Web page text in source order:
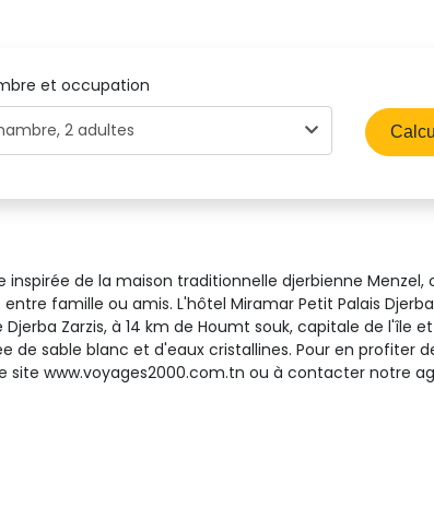
et occupation
, 2 adultes
de la maison traditionnelle djerbienne Menzel,
famille ou amis. L'hôtel Miramar Petit Palais
Zarzis, à 14 km de Houmt souk, capitale de l'île
sable blanc et d'eaux cristallines. Pour en profiter
site www.voyages2000.com.tn ou à contacter notre